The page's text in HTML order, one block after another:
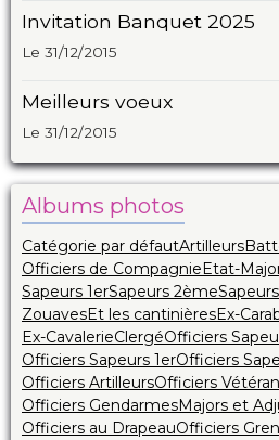
Invitation Banquet 2025
Le 31/12/2015
Meilleurs voeux
Le 31/12/2015
Albums photos
Catégorie par défautArtilleurs
Officiers de CompagnieEtat-
Sapeurs 1erSapeurs 2ème
ZouavesEt les cantinièresEx-
Ex-CavalerieClergéOfficiers
Officiers Sapeurs 1erOfficiers
Officiers ArtilleursOfficiers
Officiers GendarmesMajors et
Officiers au DrapeauOfficiers